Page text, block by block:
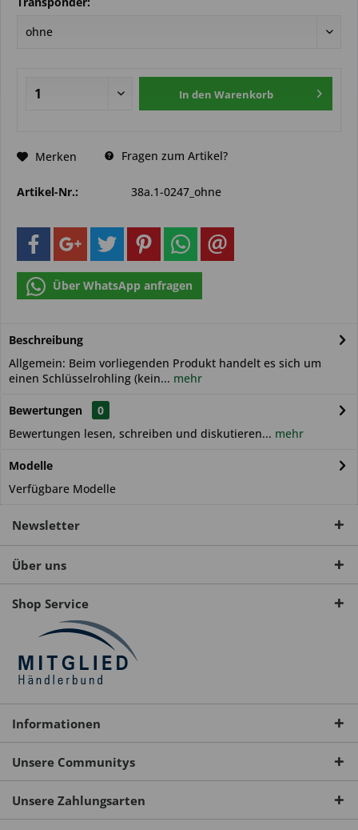
In den Warenkorb
Merken Fragen zum Artikel?
Artikel-Nr.: 38a.1-0247_ohne
Über WhatsApp anfragen
Beschreibung
Allgemein: Beim vorliegenden Produkt handelt es sich um
einen Schlüsselrohling (kein... mehr
Bewertungen
0
Bewertungen lesen, schreiben und diskutieren... mehr
Modelle
Verfügbare Modelle
Newsletter
Über uns
Shop Service
Informationen
Unsere Communitys
Unsere Zahlungsarten